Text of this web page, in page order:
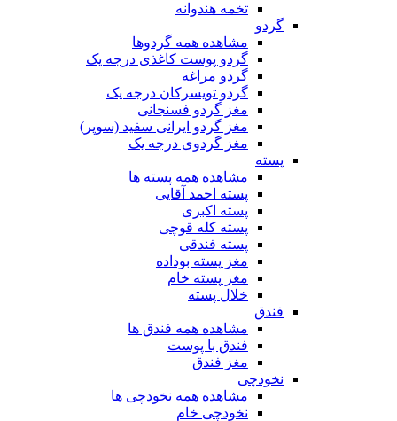
تخمه هندوانه
گردو
مشاهده همه گردوها
گردو پوست کاغذی درجه یک
گردو مراغه
گردو تویسرکان درجه یک
مغز گردو فسنجانی
مغز گردو ایرانی سفید (سوپر)
مغز گردوی درجه یک
پسته
مشاهده همه پسته ها
پسته احمد آقایی
پسته اکبری
پسته کله قوچی
پسته فندقی
مغز پسته بوداده
مغز پسته خام
خلال پسته
فندق
مشاهده همه فندق ها
فندق با پوست
مغز فندق
نخودچی
مشاهده همه نخودچی ها
نخودچی خام